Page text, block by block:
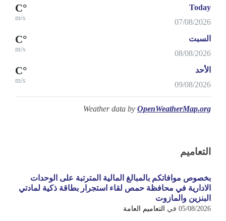
Today
07/08/2026
°C
m/s
السبت
08/08/2026
°C
m/s
الأحد
09/08/2026
°C
m/s
Weather data by OpenWeatherMap.org
التعاميم
بخصوص موافاتكم بالمبالغ المالية المترتبة على الوحدات
الادارية في محافظة حمص لقاء استجرار بطاقة ذكية لمادتي
البنزين والمازوت
05/08/2026 في التعاميم العامة